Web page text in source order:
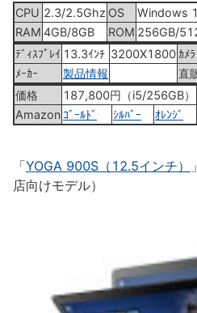
CPU 2.3/2.5Ghz OS Windows
RAM 4GB/8GB ROM 256GB/
ﾃﾞｨｽﾌﾟﾚｲ 13.3ｲﾝﾁ 3200X1800 ｶﾒﾗ
ﾒｰｶｰ
製品情報 直
価格
187,800円（i5/256GB）
Amazonｺﾞｰﾙﾄﾞ ｼﾙﾊﾞｰ ｵﾚﾝｼﾞ
「YOGA 900S（12.5インチ）
店向けモデル）